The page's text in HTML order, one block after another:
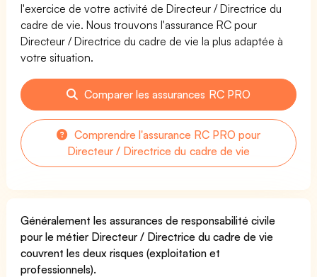
l'exercice de votre activité de Directeur / Directrice du
cadre de vie. Nous trouvons l'assurance RC pour
Directeur / Directrice du cadre de vie la plus adaptée à
votre situation.
Comparer les assurances RC PRO
Comprendre l'assurance RC PRO pour
Directeur / Directrice du cadre de vie
Généralement les assurances de responsabilité civile
pour le métier Directeur / Directrice du cadre de vie
couvrent les deux risques (exploitation et
professionnels).